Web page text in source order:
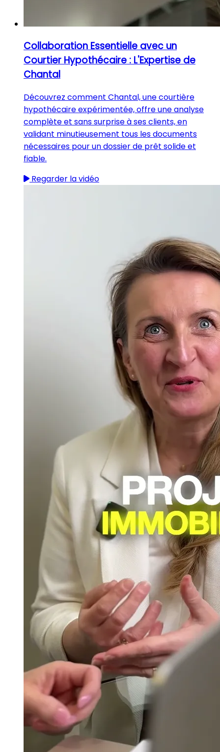
Collaboration Essentielle avec un
Courtier Hypothécaire : L'Expertise de
Chantal
Découvrez comment Chantal, une courtière
hypothécaire expérimentée, offre une analyse
complète et sans surprise à ses clients, en
validant minutieusement tous les documents
nécessaires pour un dossier de prêt solide et
fiable.
Regarder la vidéo